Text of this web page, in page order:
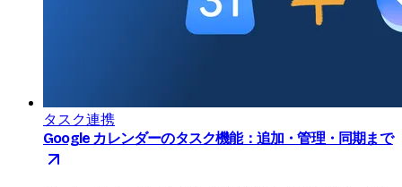
タスク連携
Google カレンダーのタスク機能：追加・管理・同期まで